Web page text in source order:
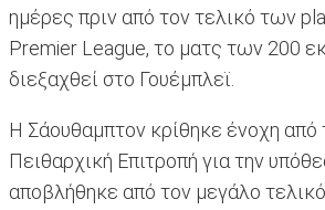
ημέρες πριν από τον τελικό των
Premier League, το ματς των 200
διεξαχθεί στο Γουέμπλεϊ.
Η Σάουθαμπτον κρίθηκε ένοχη από
Πειθαρχική Επιτροπή για την
αποβλήθηκε από τον μεγάλο